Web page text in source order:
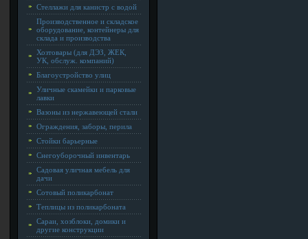
Стеллажи для канистр с водой
Производственное и складское
оборудование, контейнеры для
склада и производства
Хозтовары (для ДЭЗ, ЖЕК,
УК, обслуж. компаний)
Благоустройство улиц
Уличные скамейки и парковые
лавки
Вазоны из нержавеющей стали
Ограждения, заборы, перила
Стойки барьерные
Снегоуборочный инвентарь
Садовая уличная мебель для
дачи
Сотовый поликарбонат
Теплицы из поликарбоната
Сараи, хозблоки, домики и
другие конструкции